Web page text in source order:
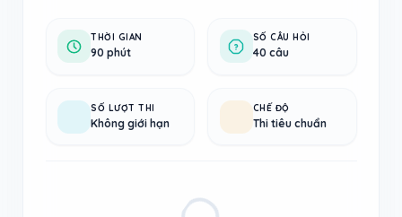
THỜI GIAN
90 phút
SỐ CÂU HỎI
40 câu
SỐ LƯỢT THI
Không giới hạn
CHẾ ĐỘ
Thi tiêu chuẩn